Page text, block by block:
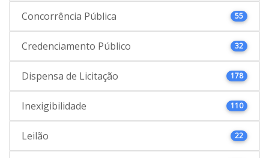
Concorrência Pública 55
Credenciamento Público 32
Dispensa de Licitação 178
Inexigibilidade 110
Leilão 22